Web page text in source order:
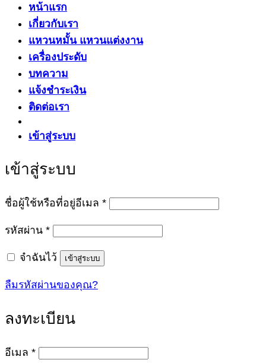
หน้าแรก
เกี่ยวกับเรา
แหวนหมั้น แหวนแต่งงาน
เครื่องประดับ
บทความ
แจ้งชำระเงิน
ติดต่อเรา
เข้าสู่ระบบ
เข้าสู่ระบบ
ชื่อผู้ใช้หรือที่อยู่อีเมล *ต้องการ
รหัสผ่าน *ต้องการ
จำฉันไว้ เข้าสู่ระบบ
ลืมรหัสผ่านของคุณ?
ลงทะเบียน
อีเมล *ต้องการ